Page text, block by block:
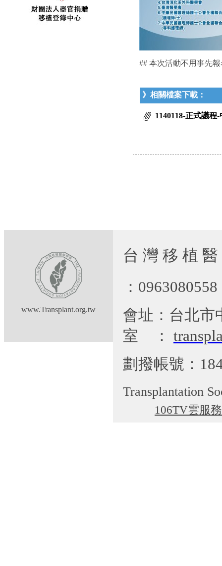
## 本次活動不用事先報
》相關檔案下載：
1140118-正式議程
www.Transplant.org.tw
台 灣 移 植
：
會址：台北市
室
：
劃撥帳號：
Transplantation
106TV雲服務